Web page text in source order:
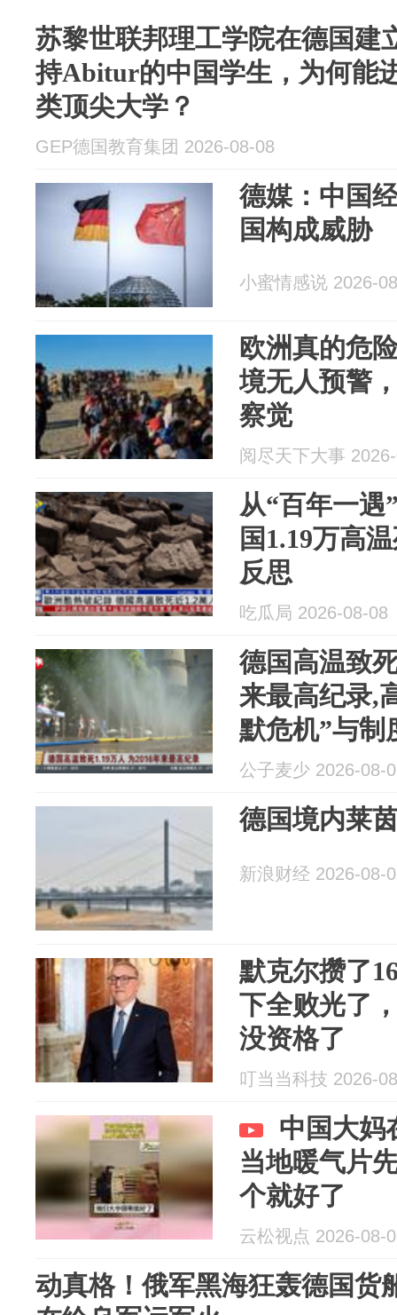
苏黎世联邦理工学院在德国
持Abitur的中国学生，为何能
类顶尖大学？
GEP德国教育集团 2026-08-08
德媒：中国
国构成威胁
小蜜情感说 2026-
欧洲真的危
境无人预警
察觉
阅尽天下大事
从“百年一遇
国1.19万高
反思
吃瓜局 2026-08-08
德国高温致
来最高纪录,
默危机”与制
公子麦少 2026-08-
德国境内莱
新浪财经 2026-08-
默克尔攒了
下全败光了
没资格了
叮当当科技 2026-
中国大妈
当地暖气片
个就好了
云松视点 2026-08-
动真格！俄军黑海狂轰德国货